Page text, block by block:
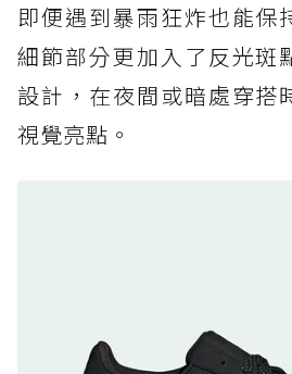
防水鞋推薦 7.
黃靴同級頂級防水，輕量
防水鞋推薦 7.
黃靴同級頂級防水，輕量化
即便遇到暴雨狂炸也能保
細節部分更加入了反光斑
設計，在夜間或暗處穿搭
視覺亮點。